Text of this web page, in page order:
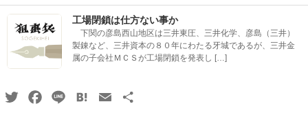
工場閉鎖は仕方ない事か
下関の彦島西山地区は三井東圧、三井化学、彦島（三井）
製錬など、三井資本の８０年にわたる牙城であるが、三井金
属の子会社ＭＣＳが工場閉鎖を発表し […]
TwitterFacebook
Line HatenaEmail